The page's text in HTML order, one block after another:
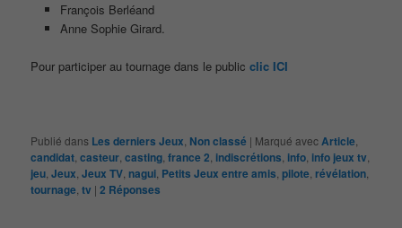
François Berléand
Anne Sophie Girard.
Pour participer au tournage dans le publicclic ICI
Publié dans Les derniers Jeux Non classé | Marqué avecArticle
candidat ,casteur ,casting ,france 2 indiscrétions info info jeux tv
jeu ,Jeux ,Jeux TV nagui Petits Jeux entre amis ,pilote révélation
tournage ,tv |2 Réponses